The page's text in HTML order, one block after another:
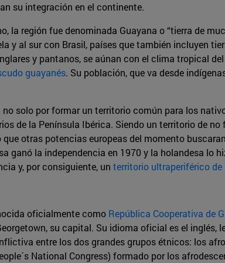
su integración en el continente.
la región fue denominada Guayana o “tierra de
y al sur con Brasil, países que también incluyen
y pantanos, se aúnan con el clima tropical
guayanés. Su población, que va desde
solo por formar un territorio común para los
de la Península Ibérica. Siendo un territorio de
otras potencias europeas del momento
ganó la independencia en 1970 y la holandesa lo
y, por consiguiente, un territorio ultraperiférico de
oficialmente como República Cooperativa de
su capital. Su idioma oficial es el inglés,
entre los dos grandes grupos étnicos: los
National Congress) formado por los